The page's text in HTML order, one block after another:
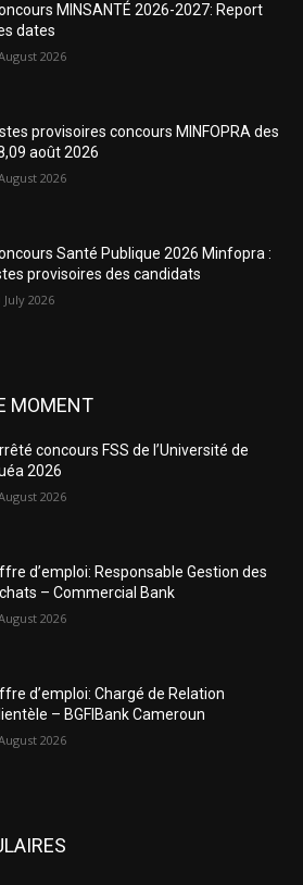
MINSANTÉ 2026-2027: Report
dates
2026
provisoires concours MINFOPRA des
août 2026
2026
Santé Publique 2026 Minfopra :
provisoires des candidats
July 2026
MOMENT
concours FSS de l’Université de
2026
2026
d’emploi: Responsable Gestion des
– Commercial Bank
2026
d’emploi: Chargé de Relation
– BGFIBank Cameroun
2026